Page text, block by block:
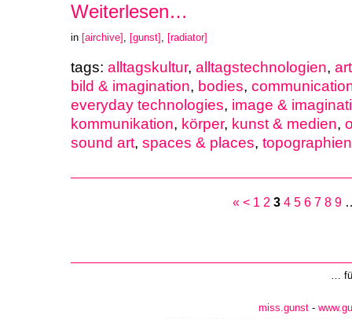
Weiterlesen…
in [airchive] , [gunst] , [radiator]
tags: alltagskultur, alltagstechnologien,
bild & imagination, bodies,
everyday technologies, image &
kommunikation, körper, kunst & medien,
sound art, spaces & places, topographien
« < 1 2 3 4 5 6 7 8 9
…
miss.gunst -